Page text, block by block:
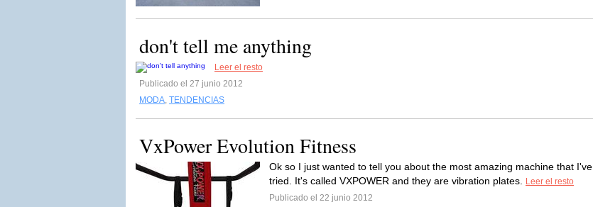
don't tell me anything
Leer el resto
Publicado el 27 junio 2012
MODA, TENDENCIAS
VxPower Evolution Fitness
Ok so I just wanted to tell you about the most amazing machine that I've
tried. It's called VXPOWER and they are vibration plates.
Leer el resto
Publicado el 22 junio 2012